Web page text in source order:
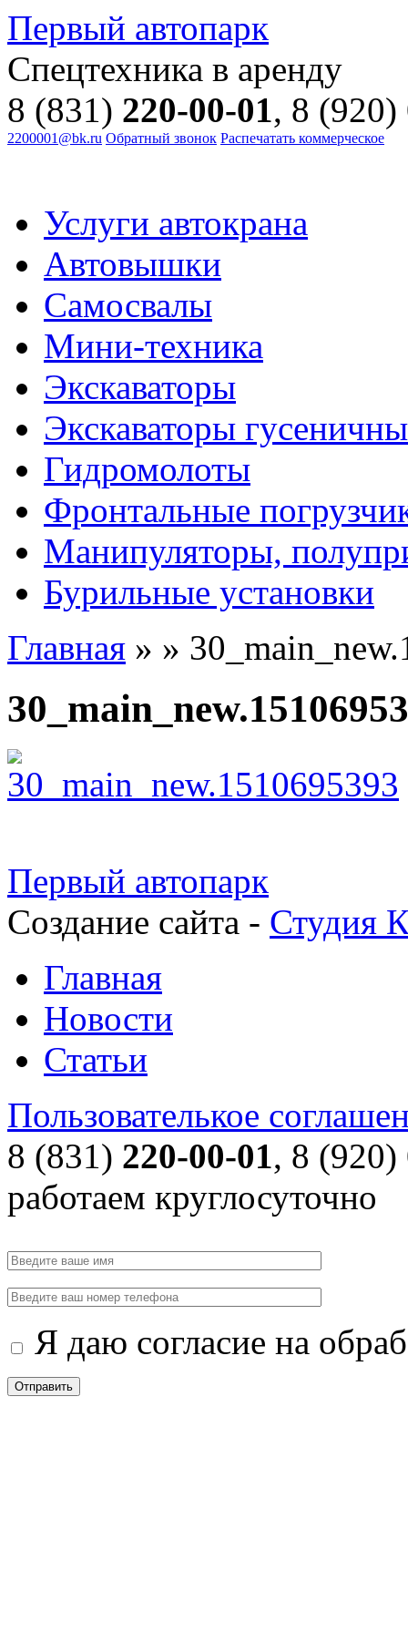
Первый автопарк
Спецтехника в аренду
8 (831) 220-00-01, 8 (920)
2200001@bk.ru Обратный звонок Распечатать коммерческое
Услуги автокрана
Автовышки
Самосвалы
Мини-техника
Экскаваторы
Экскаваторы
Гидромолоты
Фронтальные
Манипуляторы,
Бурильные установки
Главная » »
Первый автопарк
Создание сайта - Студия
Главная
Новости
Статьи
Пользователькое
8 (831) 220-00-01, 8 (920)
работаем круглосуточно
Я даю согласие на